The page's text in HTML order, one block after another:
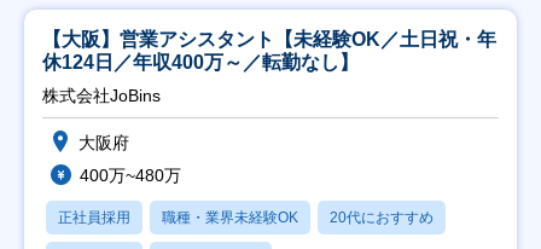
【大阪】営業アシスタント【未経験OK／土日祝・年
休124日／年収400万～／転勤なし】
株式会社JoBins
大阪府
400万~480万
正社員採用 職種・業界未経験OK 20代におすすめ